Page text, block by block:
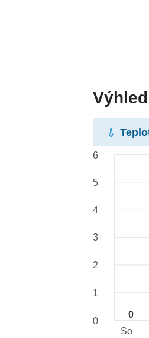
0
6
5
4
3
2
1
0
So